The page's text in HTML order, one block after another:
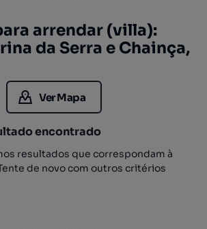
arrendar (villa):
da Serra e Chainça,
Ver Mapa
encontrado
resultados que correspondam à
de novo com outros critérios